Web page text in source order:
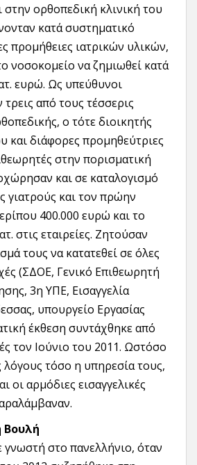
στην ορθοπεδική κλινική του
κατά συστηματικό
προμήθειες ιατρικών υλικών,
νοσοκομείο να ζημιωθεί κατά
ευρώ. Ως υπεύθυνοι
από τους τέσσερις
ο τότε διοικητής
και διάφορες προμηθεύτριες
στην πορισματική
και σε καταλογισμό
γιατρούς και τον πρώην
400.000 ευρώ και το
στις εταιρείες. Ζητούσαν
τους να κατατεθεί σε όλες
(ΣΔΟΕ, Γενικό Επιθεωρητή
3η ΥΠΕ, Εισαγγελία
υπουργείο Εργασίας
έκθεση συντάχθηκε από
τον Ιούνιο του 2011. Ωστόσο
λόγους τόσο η υπηρεσία τους,
οι αρμόδιες εισαγγελικές
Βουλή
γνωστή στο πανελλήνιο, όταν